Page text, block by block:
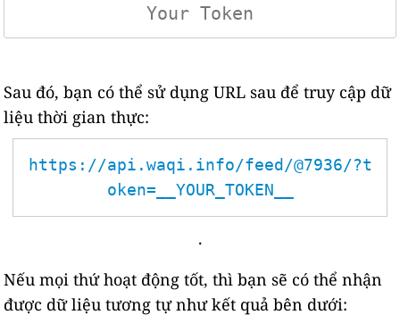
Sau đó, bạn có thể sử dụng URL sau để truy cập dữ
liệu thời gian thực:
https://api.waqi.info/feed/@7936/?t
oken=__YOUR_TOKEN__
.
Nếu mọi thứ hoạt động tốt, thì bạn sẽ có thể nhận
được dữ liệu tương tự như kết quả bên dưới: